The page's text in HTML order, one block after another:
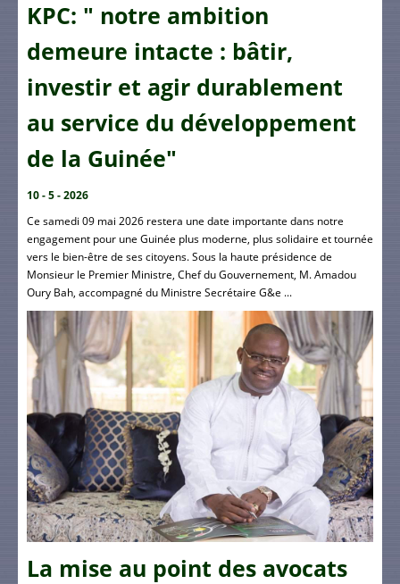
KPC: " notre ambition
demeure intacte : bâtir,
investir et agir durablement
au service du développement
de la Guinée"
10 - 5 - 2026
Ce samedi 09 mai 2026 restera une date importante dans notre
engagement pour une Guinée plus moderne, plus solidaire et tournée
vers le bien-être de ses citoyens. Sous la haute présidence de
Monsieur le Premier Ministre, Chef du Gouvernement, M. Amadou
Oury Bah, accompagné du Ministre Secrétaire G&e ...
La mise au point des avocats